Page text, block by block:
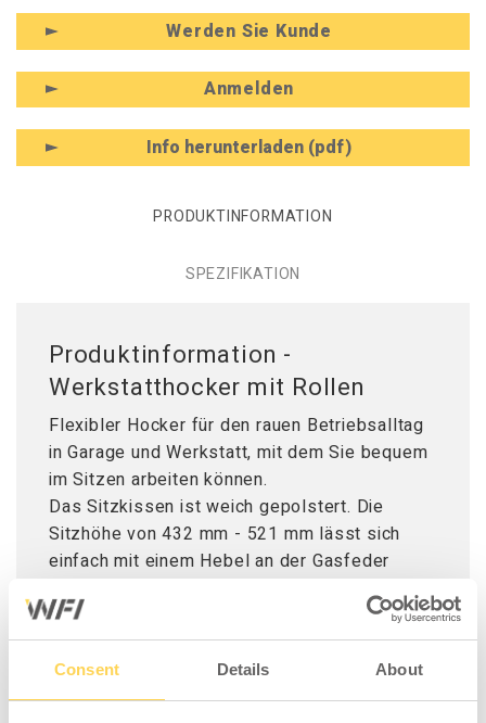
Consent Details About
Werden Sie Kunde
Anmelden
Info herunterladen (pdf)
PRODUKTINFORMATION
SPEZIFIKATION
Produktinformation -
Werkstatthocker mit Rollen
Flexibler Hocker für den rauen Betriebsalltag
in Garage und Werkstatt, mit dem Sie bequem
im Sitzen arbeiten können.
Das Sitzkissen ist weich gepolstert. Die
Sitzhöhe von 432 mm - 521 mm lässt sich
einfach mit einem Hebel an der Gasfeder
Über den fünf Lenkrollen befindet sich eine
praktische Ablage zur Aufbewahrung von